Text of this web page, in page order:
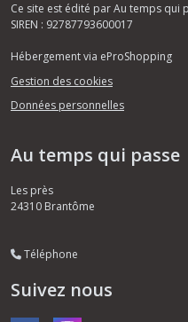
Ce site est édité par Au temps qui
SIREN : 92787793600017
Hébergement via eProShopping
Gestion des cookies
Données personnelles
Au temps qui passe
Les près
24310 Brantôme
Téléphone
Suivez nous